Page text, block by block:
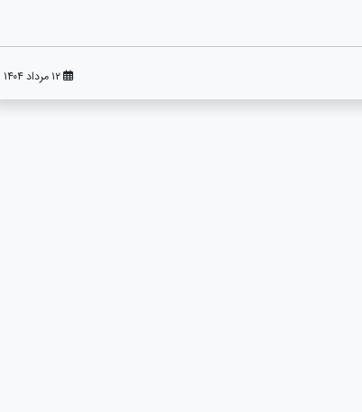
۱۲ مرداد ۱۴۰۴